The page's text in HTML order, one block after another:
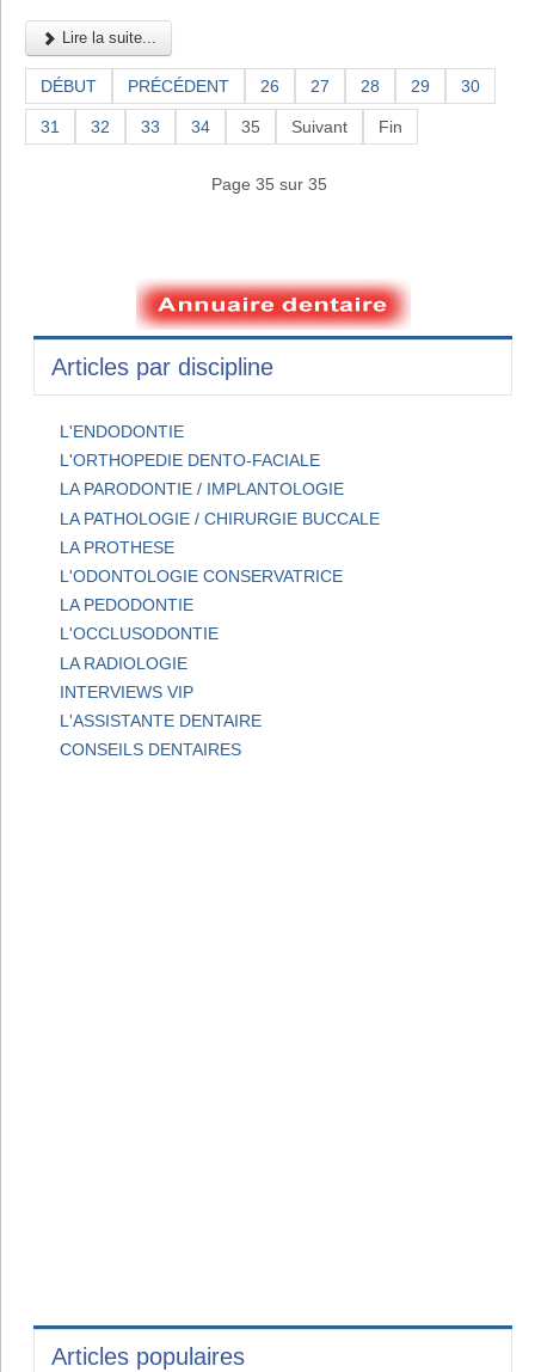
Lire la suite...
DÉBUT PRÉCÉDENT 26 27 28 29 30
31 32 33 34 35 Suivant Fin
Page 35 sur 35
Articles par discipline
L'ENDODONTIE
L'ORTHOPEDIE DENTO-FACIALE
LA PARODONTIE / IMPLANTOLOGIE
LA PATHOLOGIE / CHIRURGIE BUCCALE
LA PROTHESE
L'ODONTOLOGIE CONSERVATRICE
LA PEDODONTIE
L'OCCLUSODONTIE
LA RADIOLOGIE
INTERVIEWS VIP
L'ASSISTANTE DENTAIRE
CONSEILS DENTAIRES
Articles populaires